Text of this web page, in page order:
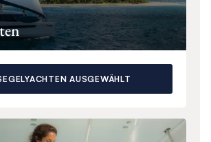
AUSGEWÄHLT